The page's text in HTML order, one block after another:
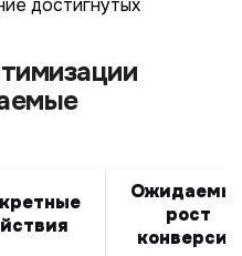
достигнутых
рост
конверсии
данных
.totalcrm.ru